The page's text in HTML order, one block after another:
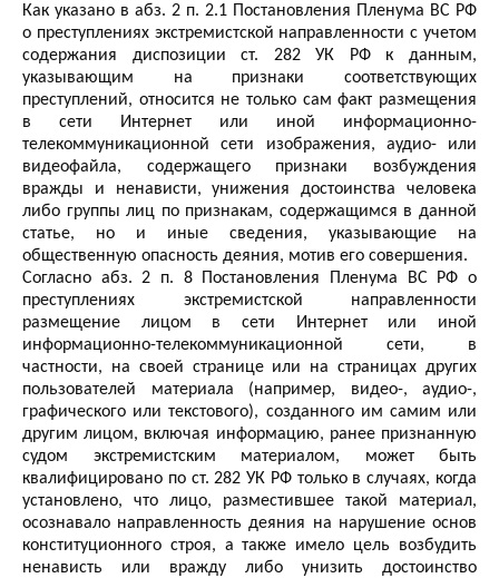
Как указано в абз. 2 п. 2.1 Постановления Пленума ВС РФ
о преступлениях экстремистской направленности с учетом
содержания диспозиции ст. 282 УК РФ к данным,
указывающим на признаки соответствующих
преступлений, относится не только сам факт размещения
в сети Интернет или иной информационно-
телекоммуникационной сети изображения, аудио- или
видеофайла, содержащего признаки возбуждения
вражды и ненависти, унижения достоинства человека
либо группы лиц по признакам, содержащимся в данной
статье, но и иные сведения, указывающие на
общественную опасность деяния, мотив его совершения.
Согласно абз. 2 п. 8 Постановления Пленума ВС РФ о
преступлениях экстремистской направленности
размещение лицом в сети Интернет или иной
информационно-телекоммуникационной сети, в
частности, на своей странице или на страницах других
пользователей материала (например, видео-, аудио-,
графического или текстового), созданного им самим или
другим лицом, включая информацию, ранее признанную
судом экстремистским материалом, может быть
квалифицировано по ст. 282 УК РФ только в случаях, когда
установлено, что лицо, разместившее такой материал,
осознавало направленность деяния на нарушение основ
конституционного строя, а также имело цель возбудить
ненависть или вражду либо унизить достоинство